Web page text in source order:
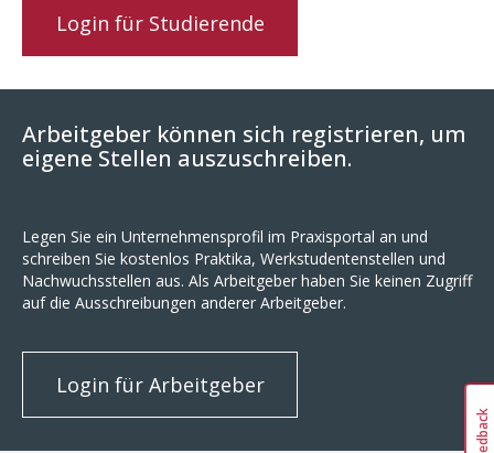
Feedback
Login für Studierende
Arbeitgeber können sich registrieren, um
eigene Stellen auszuschreiben.
Legen Sie ein Unternehmensprofil im Praxisportal an und
schreiben Sie kostenlos Praktika, Werkstudentenstellen und
Nachwuchsstellen aus. Als Arbeitgeber haben Sie keinen Zugriff
auf die Ausschreibungen anderer Arbeitgeber.
Login für Arbeitgeber